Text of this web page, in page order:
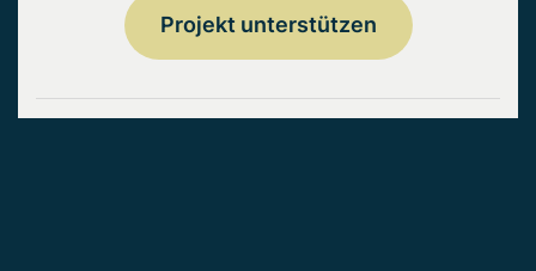
Projekt unterstützen